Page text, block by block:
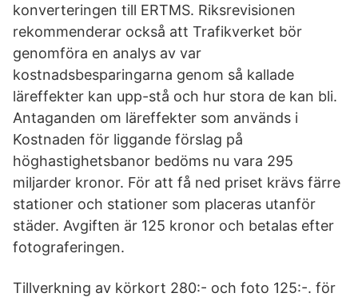
konverteringen till ERTMS. Riksrevisionen
rekommenderar också att Trafikverket bör
genomföra en analys av var
kostnadsbesparingarna genom så kallade
läreffekter kan upp-stå och hur stora de kan bli.
Antaganden om läreffekter som används i
Kostnaden för liggande förslag på
höghastighetsbanor bedöms nu vara 295
miljarder kronor. För att få ned priset krävs färre
stationer och stationer som placeras utanför
städer. Avgiften är 125 kronor och betalas efter
fotograferingen.
Tillverkning av körkort 280:- och foto 125:-. för